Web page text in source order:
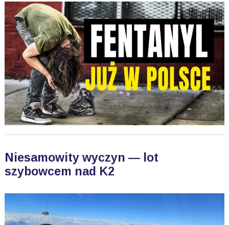
Niesamowity wyczyn — lot
szybowcem nad K2